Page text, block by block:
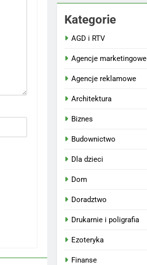
Kategorie
AGD i RTV
Agencje marketingowe
Agencje reklamowe
Architektura
Biznes
Budownictwo
Dla dzieci
Dom
Doradztwo
Drukarnie i poligrafia
Ezoteryka
Finanse